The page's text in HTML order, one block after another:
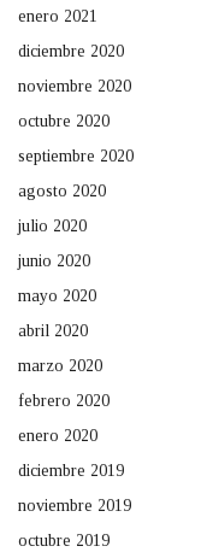
enero 2021
diciembre 2020
noviembre 2020
octubre 2020
septiembre 2020
agosto 2020
julio 2020
junio 2020
mayo 2020
abril 2020
marzo 2020
febrero 2020
enero 2020
diciembre 2019
noviembre 2019
octubre 2019